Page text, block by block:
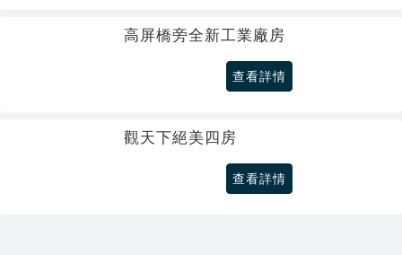
高屏橋旁全新工業廠房
查看詳情
觀天下絕美四房
查看詳情